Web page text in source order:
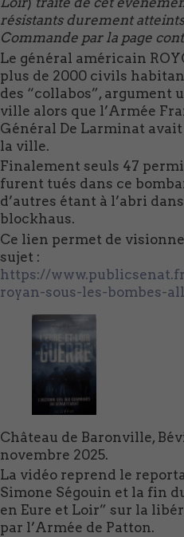
résistants durement
Commande par la page
Le général américain
plus de 2000 civils
des “collabos”, argument
ville alors que l’Armée
Général De Larminat
la ville.
Finalement seuls 47
furent tués dans ce
d’autres étant à l’abri
blockhaus.
Ce lien permet de
sujet :
https://
royan-sous-les-bombes-
Château de Baronville,
novembre 2025.
La vidéo reprend le
Simone Ségouin et la fin
en Eure et Loir” sur la
par l’Armée de Patton.